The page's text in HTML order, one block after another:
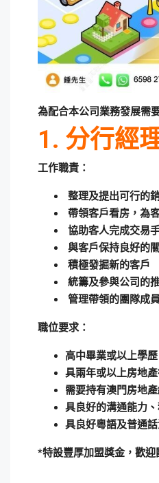
為配合本公司業務發展需
1. 分行經
工作職責：
整理及提出可行的
帶領客戶看房，為
協助客人完成交易
與客戶保持良好的
積極發掘新的客戶
統籌及參與公司的
管理帶領的團隊成員
職位要求：
高中畢業或以上學歷
具兩年或以上房地
需要持有澳門房地
具良好的溝通能力
具良好粵語及普通
*特設豐厚加盟獎金，歡迎